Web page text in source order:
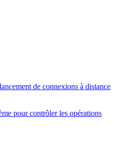
de connexions à distance
pour contrôler les opérations